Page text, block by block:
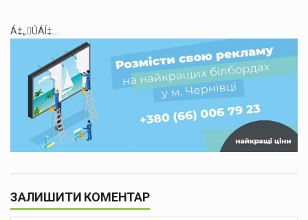
Á‡„ÛÁÍ‡...
ЗАЛИШИТИ КОМЕНТАР